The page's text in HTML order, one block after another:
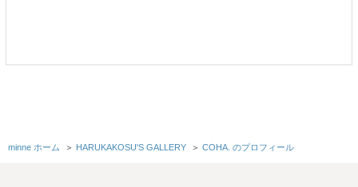
minne ホーム ＞ HARUKAKOSU'S GALLERY ＞ COHA. のプロフィール